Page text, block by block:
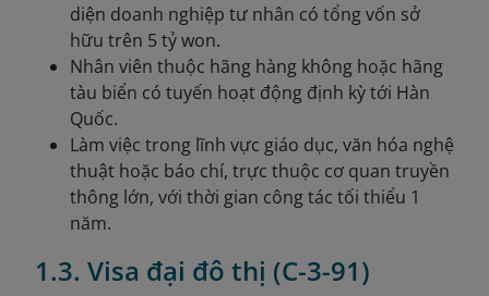
diện doanh nghiệp tư nhân có tổng vốn sở
hữu trên 5 tỷ won.
Nhân viên thuộc hãng hàng không hoặc hãng
tàu biển có tuyến hoạt động định kỳ tới Hàn
Quốc.
Làm việc trong lĩnh vực giáo dục, văn hóa nghệ
thuật hoặc báo chí, trực thuộc cơ quan truyền
thông lớn, với thời gian công tác tối thiểu 1
năm.
1.3. Visa đại đô thị (C-3-91)